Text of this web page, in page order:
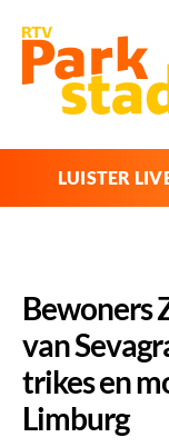
LUISTER
Bewoners
van
trikes en
Limburg